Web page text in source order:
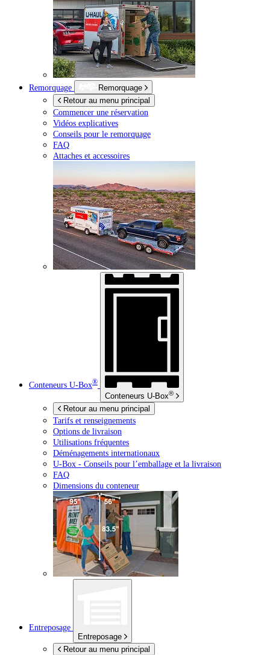
Remorquage
Remorquage
Retour au menu principal
Commencer une réservation
Vidéos explicatives
Conseils pour le remorquage
FAQ
Attaches et accessoires
Conteneurs U-Box®
Conteneurs U-Box®
Retour au menu principal
Tarifs et renseignements
Options de livraison
Utilisations fréquentes
Déménagements internationaux
U-Box - Conseils pour l’emballage et la livraison
FAQ
Dimensions du conteneur
Entreposage
Entreposage
Retour au menu principal